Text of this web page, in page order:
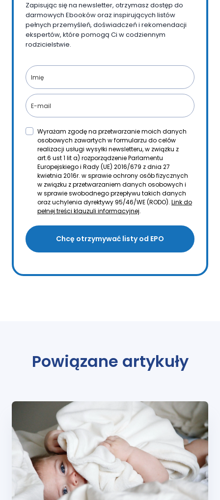
Zapisując się na newsletter, otrzymasz dostęp do
darmowych Ebooków oraz inspirujących listów
pełnych przemyśleń, doświadczeń i rekomendacji
ekspertów, które pomogą Ci w codziennym
rodzicielstwie.
Wyrażam zgodę na przetwarzanie moich danych
osobowych zawartych w formularzu do celów
realizacji usługi wysyłki newsletteru, w związku z
art.6 ust 1 lit a) rozporządzenie Parlamentu
Europejskiego i Rady (UE) 2016/679 z dnia 27
kwietnia 2016r. w sprawie ochrony osób fizycznych
w związku z przetwarzaniem danych osobowych i
w sprawie swobodnego przepływu takich danych
oraz uchylenia dyrektywy 95/46/WE (RODO). Link do
pełnej treści klauzuli informacyjnej.
Chcę otrzymywać listy od EPO
Powiązane artykuły